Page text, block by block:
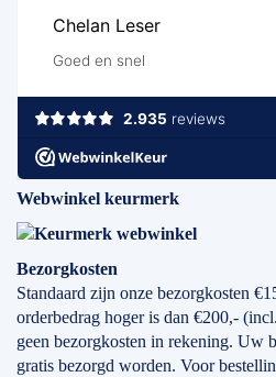
Webwinkel keurmerk
Bezorgkosten
Standaard zijn onze bezorgkosten
orderbedrag hoger is dan €200,-
geen bezorgkosten in rekening. Uw
gratis bezorgd worden. Voor